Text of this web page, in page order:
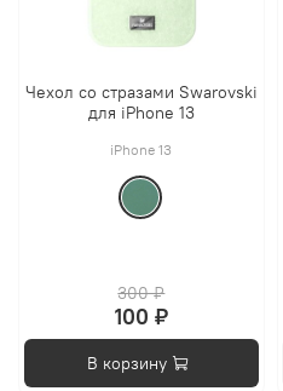
Чехол со стразами Swarovski
для iPhone 13
iPhone 13
300 ₽
100 ₽
В корзину